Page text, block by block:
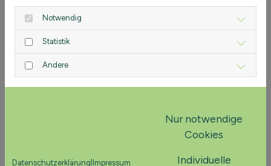
Notwendig
Statistik
Andere
Datenschutzerklärung Impressum
Nur notwendige
Cookies
Individuelle